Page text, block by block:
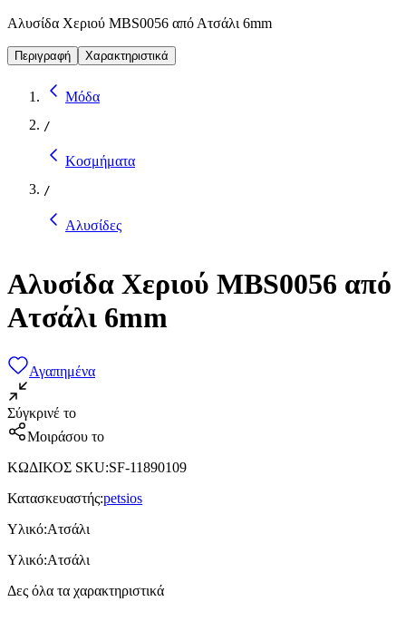
Αλυσίδα Χεριού MBS0056 από Ατσάλι 6mm
Περιγραφή Χαρακτηριστικά
Μόδα
/
Κοσμήματα
/
Αλυσίδες
Αλυσίδα Χεριού MBS0056 από
Ατσάλι 6mm
Αγαπημένα
Σύγκρινέ το
Μοιράσου το
ΚΩΔΙΚΟΣ SKU:SF-11890109
Κατασκευαστής:petsios
Υλικό:Ατσάλι
Υλικό:Ατσάλι
Δες όλα τα χαρακτηριστικά